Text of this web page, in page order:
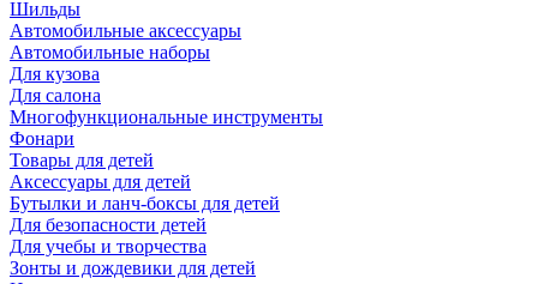
Шильды
Автомобильные аксессуары
Автомобильные наборы
Для кузова
Для салона
Многофункциональные инструменты
Фонари
Товары для детей
Аксессуары для детей
Бутылки и ланч-боксы для детей
Для безопасности детей
Для учебы и творчества
Зонты и дождевики для детей